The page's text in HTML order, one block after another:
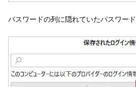
パスワードの列に隠れていたパスワード